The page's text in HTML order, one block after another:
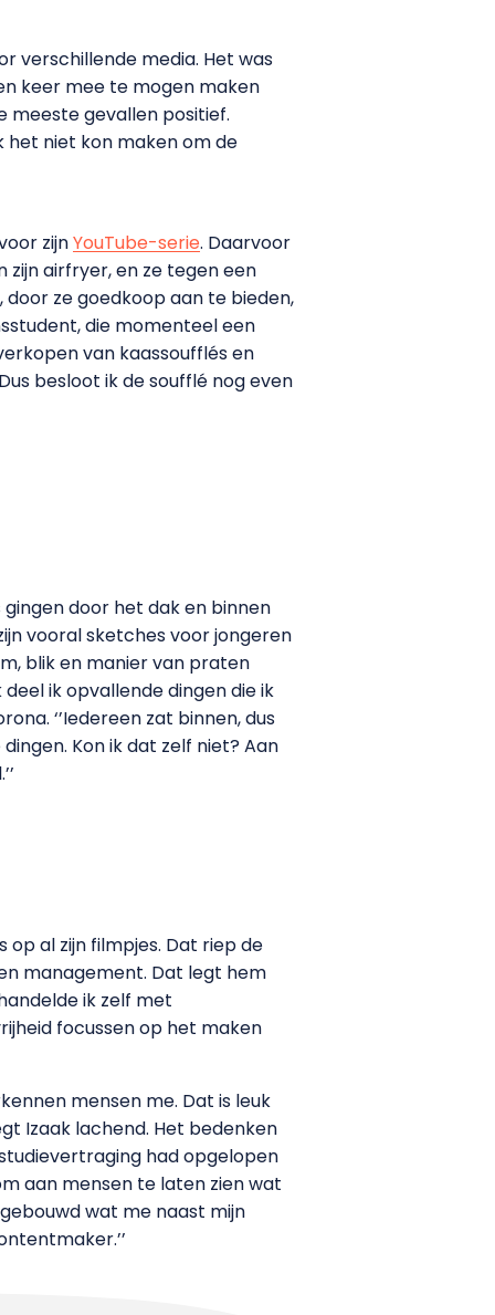
verschillende media. Het was
keer mee te mogen maken
meeste gevallen positief.
het niet kon maken om de
zijnYouTube-serie. Daarvoor
zijn airfryer, en ze tegen een
door ze goedkoop aan te bieden,
die momenteel een
van kaassoufflés en
besloot ik de soufflé nog even
door het dak en binnen
vooral sketches voor jongeren
blik en manier van praten
ik opvallende dingen die ik
‘’Iedereen zat binnen, dus
Kon ik dat zelf niet? Aan
op al zijn filmpjes. Dat riep de
management. Dat legt hem
ik zelf met
focussen op het maken
mensen me. Dat is leuk
Izaak lachend. Het bedenken
had opgelopen
aan mensen te laten zien wat
wat me naast mijn